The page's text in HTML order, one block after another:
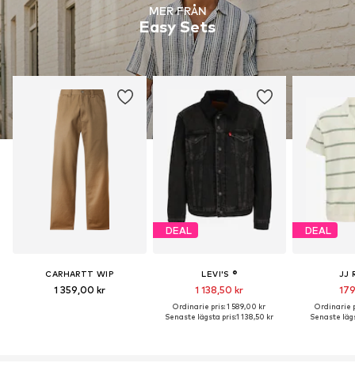
MER FRÅN
Easy Sets
CARHARTT WIP
1 359,00 kr
DEAL
LEVI'S ®
1 138,50 kr
Ordinarie pris: 1 589,00 kr
Senaste lägsta pris:1 138,50 kr
DEAL
JJ
Ordinarie
Senaste